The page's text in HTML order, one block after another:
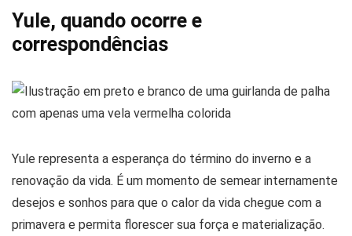
Yule, quando ocorre e
correspondências
Yule representa a esperança do término do inverno e a
renovação da vida. É um momento de semear internamente
desejos e sonhos para que o calor da vida chegue com a
primavera e permita florescer sua força e materialização.